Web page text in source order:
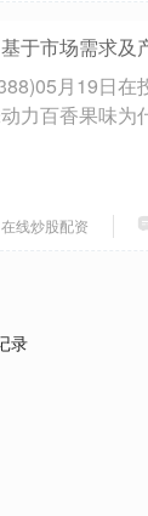
于市场需求
月19日
力百香果味为
线炒股配资
录